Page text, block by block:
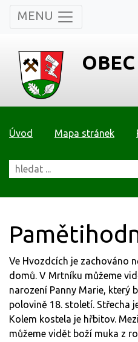
MENU
Úvod Mapa stránek
Ve Hvozdcích je zachováno
domů. V Mrtníku můžeme
narození Panny Marie, který
polovině 18. století. Střecha
Kolem kostela je hřbitov.
můžeme vidět boží muka z